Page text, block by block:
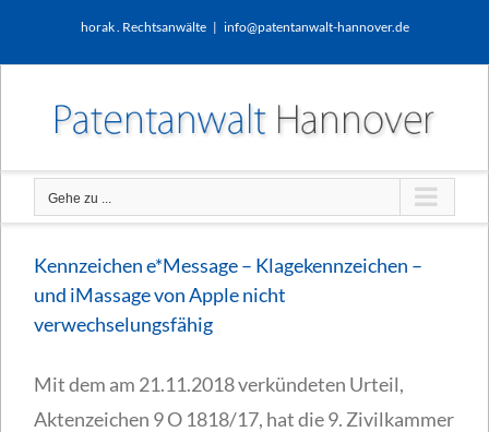
horak . Rechtsanwälte | info@patentanwalt-hannover.de
Gehe zu ...
Kennzeichen e*Message – Klagekennzeichen –
und iMassage von Apple nicht
verwechselungsfähig
Mit dem am 21.11.2018 verkündeten Urteil,
Aktenzeichen 9 O 1818/17, hat die 9. Zivilkammer